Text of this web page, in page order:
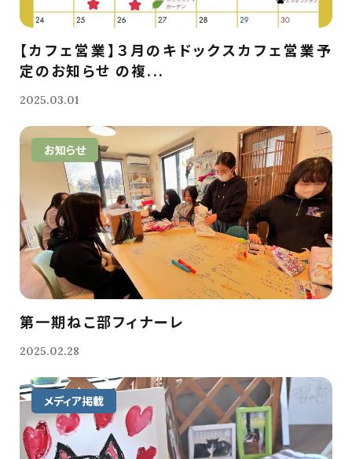
【カフェ営業】３月のキドックスカフェ営業予
定のお知らせ の複...
2025.03.01
お知らせ
第一期ねこ部フィナーレ
2025.02.28
メディア掲載